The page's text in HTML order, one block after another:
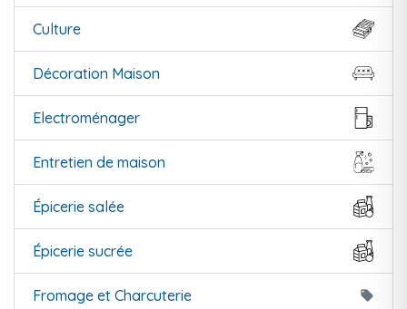
Culture
Décoration Maison
Electroménager
Entretien de maison
Épicerie salée
Épicerie sucrée
Fromage et Charcuterie local_offer